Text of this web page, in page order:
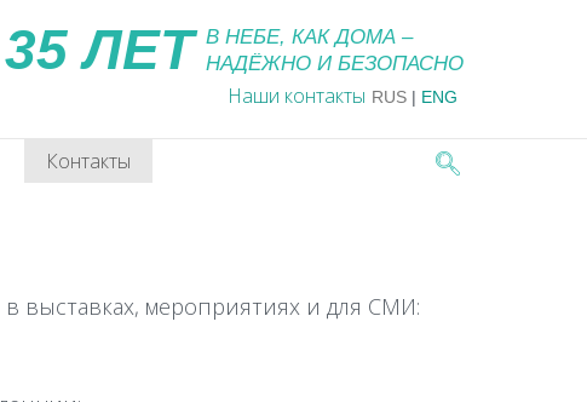
35 ЛЕТ В НЕБЕ, КАК ДОМА –
НАДЁЖНО И БЕЗОПАСНО
Наши контакты RUS | ENG
Контакты
выставках, мероприятиях и для СМИ: